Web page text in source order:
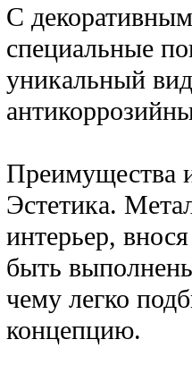
С
специальные
уникальный
Преимущества
Эстетика.
интерьер,
быть
чему легко
концепцию.